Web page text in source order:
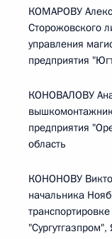
КОМАРОВУ
Сторожовского
управления
предприятия
КОНОВАЛОВУ
предприятия
область
КОНОНОВУ
начальника